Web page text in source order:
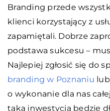
Branding przede
klienci korzystający z
zapamiętali. Dobrze
podstawa sukcesu –
Najlepiej zgłosić się do
branding w Poznaniu
o wykonanie dla nas
taka inwestycja będzie